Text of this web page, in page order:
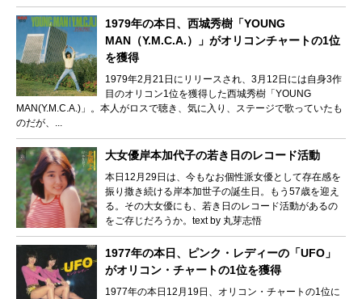
1979年の本日、西城秀樹「YOUNG
MAN（Y.M.C.A.）」がオリコンチャートの1位
を獲得
1979年2月21日にリリースされ、3月12日には自身3作
目のオリコン1位を獲得した西城秀樹「YOUNG
MAN(Y.M.C.A.)」。本人がロスで聴き、気に入り、ステージで歌っていたも
のだが、...
大女優岸本加代子の若き日のレコード活動
本日12月29日は、今もなお個性派女優として存在感を
振り撒き続ける岸本加世子の誕生日。もう57歳を迎え
る。その大女優にも、若き日のレコード活動があるの
をご存じだろうか。text by 丸芽志悟
1977年の本日、ピンク・レディーの「UFO」
がオリコン・チャートの1位を獲得
1977年の本日12月19日、オリコン・チャートの1位に